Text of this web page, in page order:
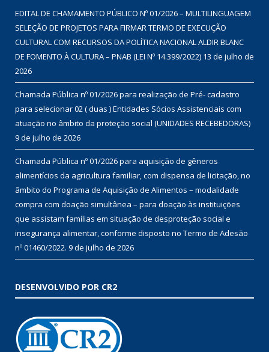
EDITAL DE CHAMAMENTO PÚBLICO Nº 01/2026 – MULTILINGUAGEM
SELEÇÃO DE PROJETOS PARA FIRMAR TERMO DE EXECUÇÃO
CULTURAL COM RECURSOS DA POLÍTICA NACIONAL ALDIR BLANC
DE FOMENTO À CULTURA – PNAB (LEI Nº 14.399/2022) 13 de julho de
2026
Chamada Pública nº 01/2026 para realização de Pré- cadastro
para selecionar 02 ( duas ) Entidades Sócios Assistenciais com
atuação no âmbito da proteção social (UNIDADES RECEBEDORAS)
9 de julho de 2026
Chamada Pública nº 01/2026 para aquisição de gêneros
alimentícios da agricultura familiar, com dispensa de licitação, no
âmbito do Programa de Aquisição de Alimentos – modalidade
compra com doação simultânea – para doação às instituições
que assistam famílias em situação de desproteção social e
insegurança alimentar, conforme disposto no Termo de Adesão
nº 01460/2022. 9 de julho de 2026
DESENVOLVIDO POR CR2